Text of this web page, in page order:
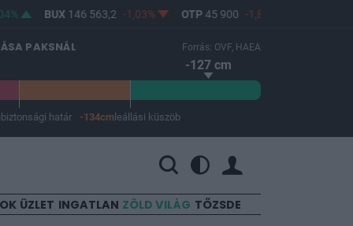
BUX146 563,2 -1,03% OTP45 900 -1,82%
PAKSNÁL Forrás: OVF, HAEA
-127 cm
biztonsági határ -134cm leállási küszöb
ÜZLET INGATLAN ZÖLD VILÁG TŐZSDE